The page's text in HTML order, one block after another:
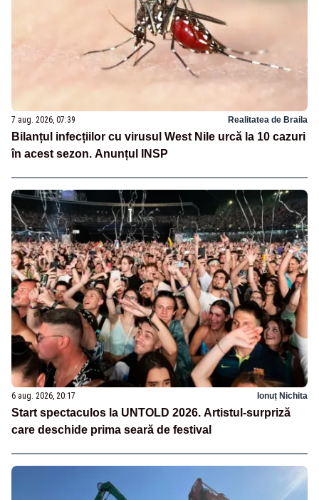
7 aug. 2026, 07:39 Realitatea de Braila
Bilanțul infecțiilor cu virusul West Nile urcă la 10 cazuri
în acest sezon. Anunțul INSP
6 aug. 2026, 20:17 Ionuț Nichita
Start spectaculos la UNTOLD 2026. Artistul-surpriză
care deschide prima seară de festival